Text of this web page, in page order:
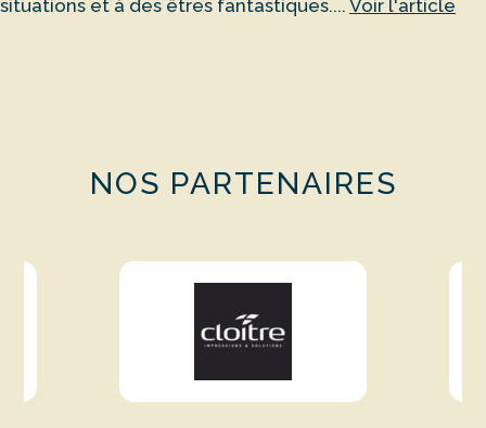
situations et à des êtres fantastiques.... Voir l'article
NOS PARTENAIRES